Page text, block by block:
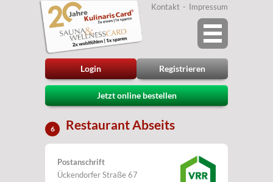
Login Registrieren
Kontakt Impressum
Jetzt online bestellen
6 Restaurant Abseits
Postanschrift
Ückendorfer Straße 67